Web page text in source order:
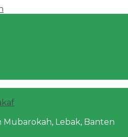
Mubarokah, Lebak, Banten